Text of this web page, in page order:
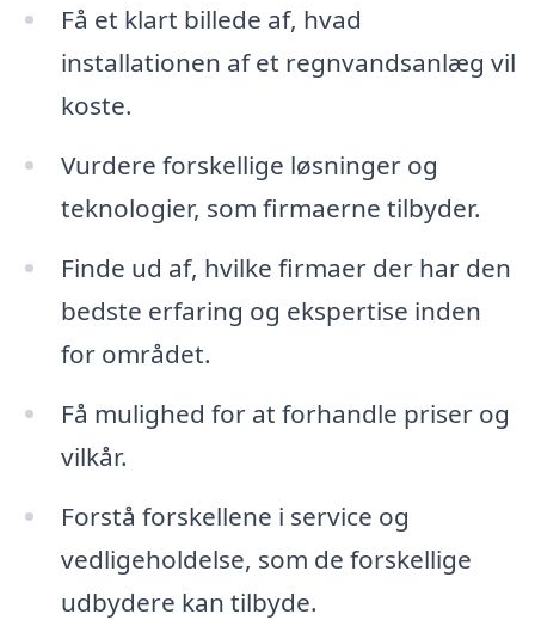
Få et klart billede af, hvad
installationen af et regnvandsanlæg vil
koste.
Vurdere forskellige løsninger og
teknologier, som firmaerne tilbyder.
Finde ud af, hvilke firmaer der har den
bedste erfaring og ekspertise inden
for området.
Få mulighed for at forhandle priser og
vilkår.
Forstå forskellene i service og
vedligeholdelse, som de forskellige
udbydere kan tilbyde.